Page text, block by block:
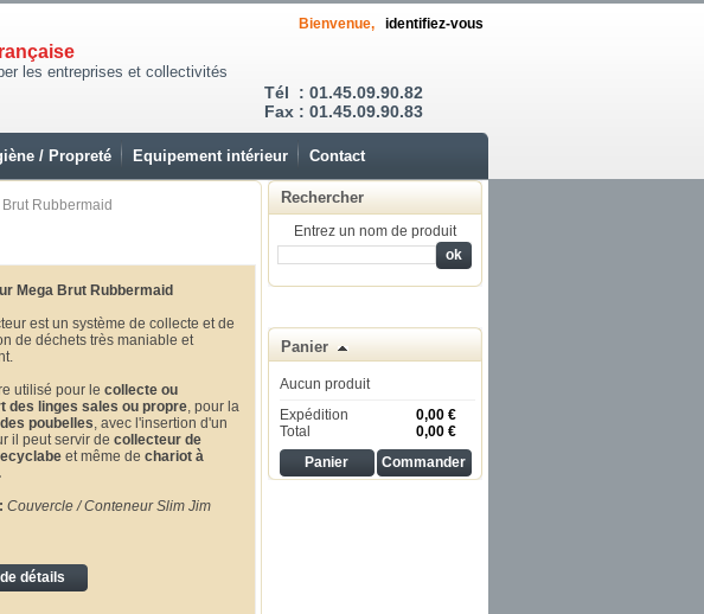
les entreprises et collectivités
Tél : 01.45.09.90.82
Fax : 01.45.09.90.83
Bienvenue, identifiez-vous
/ Propreté Equipement intérieur Contact
Rubbermaid
Mega Brut Rubbermaid
est un système de collecte et de
de déchets très maniable et
utilisé pour le collecte ou
des linges sales ou propre, pour la
poubelles, avec l'insertion d'un
il peut servir de collecteur de
et même de chariot à
Couvercle /Conteneur Slim Jim
détails
Rechercher
Entrez un nom de produit
Panier
Aucun produit
Expédition
0,00 €
Total
0,00 €
Panier
Commander